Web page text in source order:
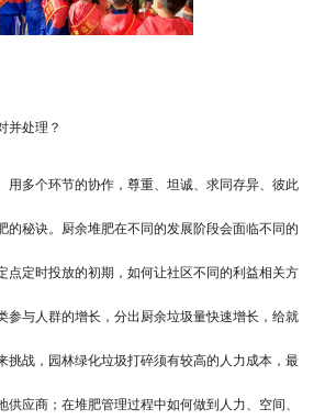
并处理？
用多个环节的协作，尊重、坦诚、求同存异、彼此
的秘诀。厨余堆肥在不同的发展阶段会面临不同的
点定时投放的初期，如何让社区不同的利益相关方
参与人群的增长，分出厨余垃圾量快速增长，给就
挑战，园林绿化垃圾打碎须有较高的人力成本，最
供应商；在堆肥管理过程中如何做到人力、空间、